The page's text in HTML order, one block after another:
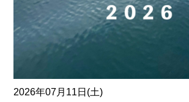
2026年07月11日(土)